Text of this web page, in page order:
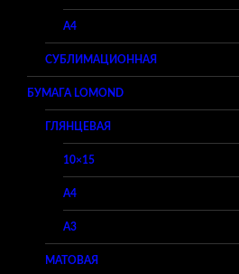
A4
СУБЛИМАЦИОННАЯ
БУМАГА LOMOND
ГЛЯНЦЕВАЯ
10×15
A4
A3
МАТОВАЯ